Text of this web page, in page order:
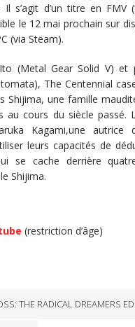
Il s’agit d’un titre en FMV
le 12 mai prochain sur
(via Steam).
(Metal Gear Solid V) et
The Centennial
Shijima, une famille
au cours du siècle passé.
Kagami,une autrice
leurs capacités de
se cache derrière
Shijima.
(restriction d’âge)
THE RADICAL DREAMERS